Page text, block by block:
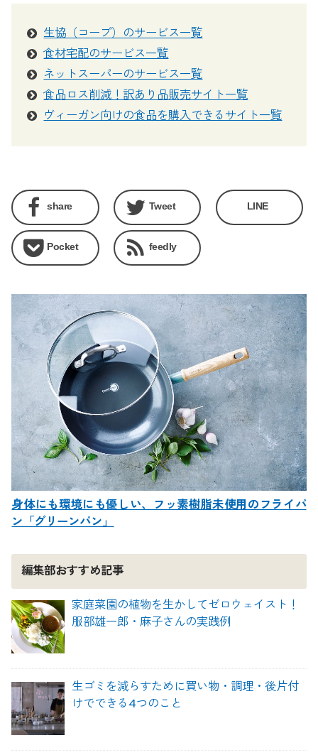
生協（コープ）のサービス一覧
食材宅配のサービス一覧
ネットスーパーのサービス一覧
食品ロス削減！訳あり品販売サイト一覧
ヴィーガン向けの食品を購入できるサイト一覧
share Tweet LINE
Pocket feedly
身体にも環境にも優しい、フッ素樹脂未使用のフライパ
ン「グリーンパン」
編集部おすすめ記事
家庭菜園の植物を生かしてゼロウェイスト！
服部雄一郎・麻子さんの実践例
生ゴミを減らすために買い物・調理・後片付
けでできる4つのこと